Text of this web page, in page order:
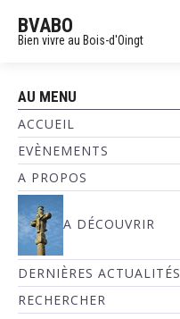
BVABO
Bien vivre au Bois-d'Oingt
AU MENU
ACCUEIL
EVÈNEMENTS
A PROPOS
A DÉCOUVRIR
DERNIÈRES ACTUALITÉS
RECHERCHER